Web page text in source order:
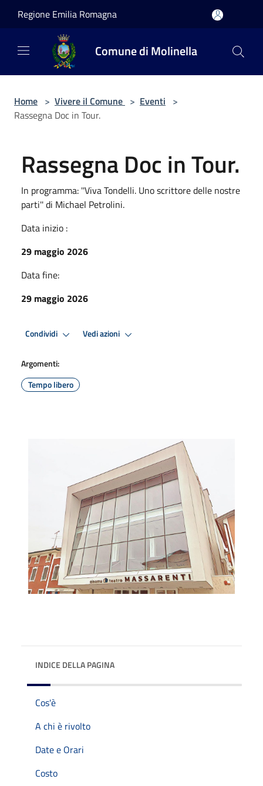
Regione Emilia Romagna
Comune di Molinella
Home > Vivere il Comune > Eventi >
Rassegna Doc in Tour.
Rassegna Doc in Tour.
In programma: ''Viva Tondelli. Uno scrittore delle nostre
parti'' di Michael Petrolini.
Data inizio :
29 maggio 2026
Data fine:
29 maggio 2026
Condividi Vedi azioni
Argomenti:
Tempo libero
INDICE DELLA PAGINA
Cos'è
A chi è rivolto
Date e Orari
Costo